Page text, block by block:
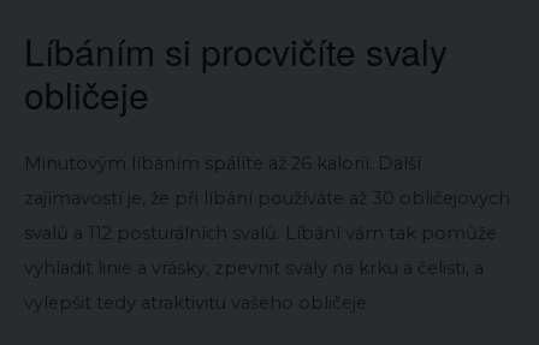
Líbáním si procvičíte svaly
obličeje
Minutovým líbáním spálíte až 26 kalorií. Další
zajímavostí je, že při líbání používáte až 30 obličejových
svalů a 112 posturálních svalů. Líbání vám tak pomůže
vyhladit linie a vrásky, zpevnit svaly na krku a čelisti, a
vylepšit tedy atraktivitu vašeho obličeje.